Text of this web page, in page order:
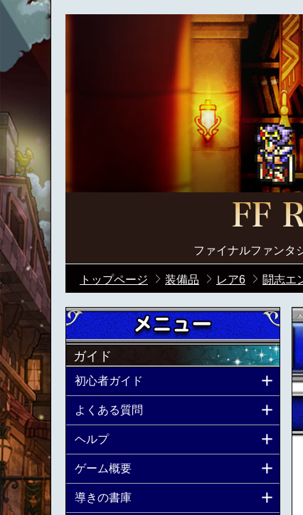
ファイナルファンタ
トップページ 装備品 レア6 闘志エ
ガイド
初心者ガイド
よくある質問
ヘルプ
ゲーム概要
導きの書庫